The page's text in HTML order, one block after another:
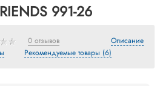
991-26
0 отзывов
Описание
Рекомендуемые товары (6)